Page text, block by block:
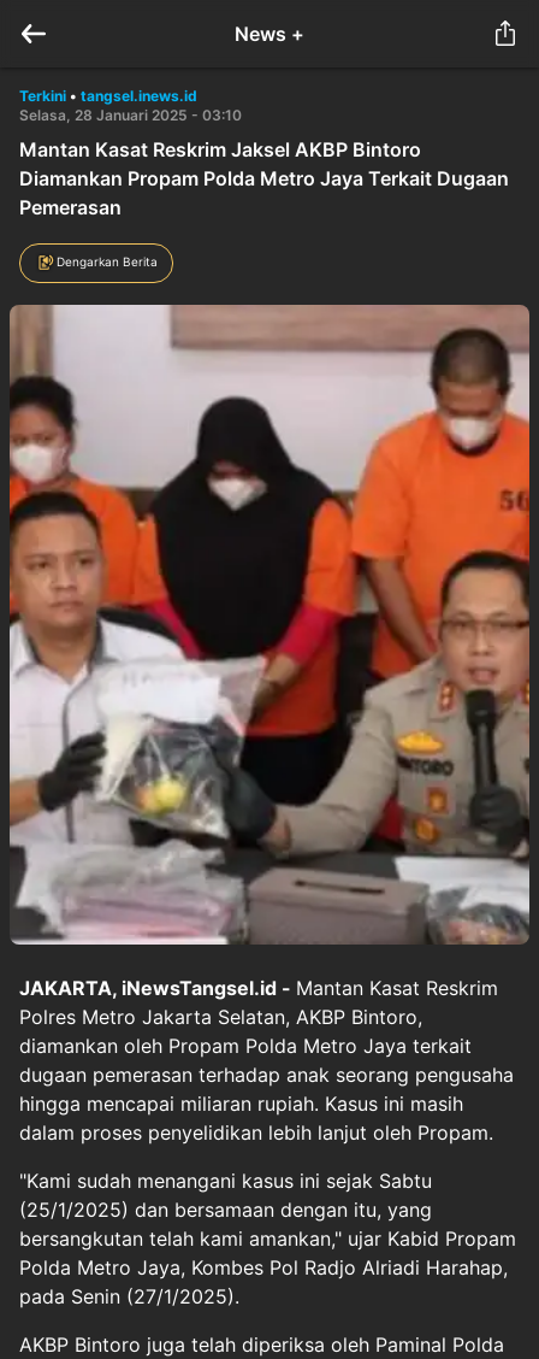
News +
Terkini • tangsel.inews.id
Selasa, 28 Januari 2025 - 03:10
Mantan Kasat Reskrim Jaksel AKBP Bintoro
Diamankan Propam Polda Metro Jaya Terkait Dugaan
Pemerasan
Dengarkan Berita
JAKARTA, iNewsTangsel.id - Mantan Kasat Reskrim
Polres Metro Jakarta Selatan, AKBP Bintoro,
diamankan oleh Propam Polda Metro Jaya terkait
dugaan pemerasan terhadap anak seorang pengusaha
hingga mencapai miliaran rupiah. Kasus ini masih
dalam proses penyelidikan lebih lanjut oleh Propam.
"Kami sudah menangani kasus ini sejak Sabtu
(25/1/2025) dan bersamaan dengan itu, yang
bersangkutan telah kami amankan," ujar Kabid Propam
Polda Metro Jaya, Kombes Pol Radjo Alriadi Harahap,
pada Senin (27/1/2025).
AKBP Bintoro juga telah diperiksa oleh Paminal Polda